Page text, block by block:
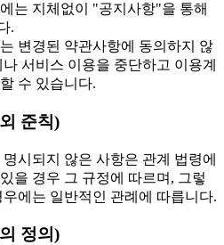
는 지체없이 "공지사항"을 통해
.
변경된 약관사항에 동의하지 않
나 서비스 이용을 중단하고 이용계
수 있습니다.
준칙)
시되지 않은 사항은 관계 법령에
을 경우 그 규정에 따르며, 그렇
우에는 일반적인 관례에 따릅니다.
정의)